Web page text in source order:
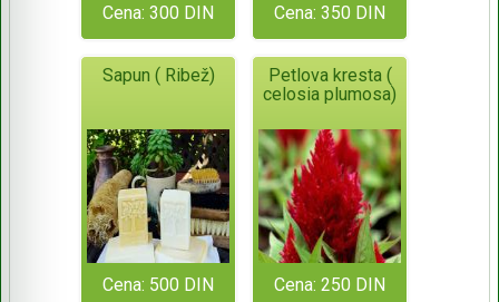
Cena: 300 DIN Cena: 350 DIN
Sapun ( Ribež)
Cena: 500 DIN
Petlova kresta (
celosia plumosa)
Cena: 250 DIN